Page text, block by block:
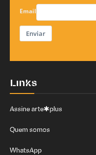
Email
Enviar
Links
Assine arte✱plus
Quem somos
WhatsApp